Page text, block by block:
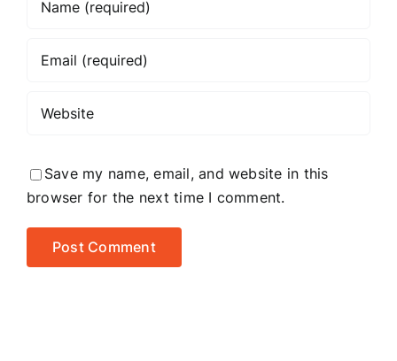
Save my name, email, and website in this
browser for the next time I comment.